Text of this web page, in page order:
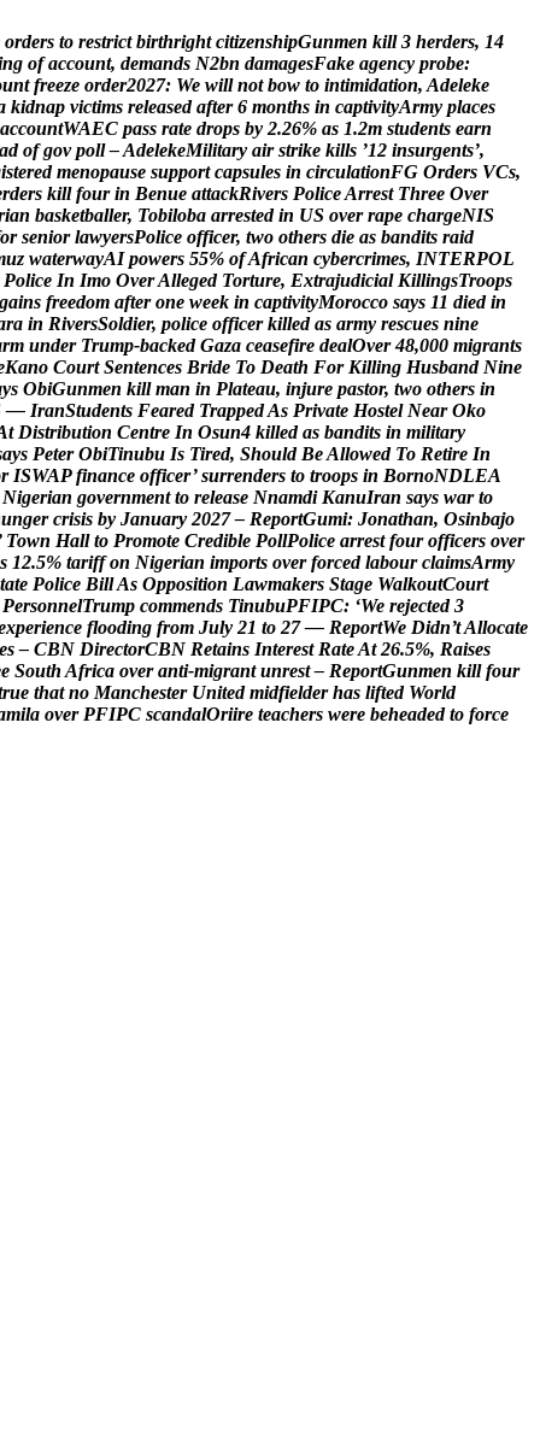
orders to restrict birthright citizenshipGunmen kill 3 herders, 14
ng of account, demands N2bn damagesFake agency probe:
unt freeze order2027: We will not bow to intimidation, Adeleke
kidnap victims released after 6 months in captivityArmy places
accountWAEC pass rate drops by 2.26% as 1.2m students earn
ad of gov poll –AdelekeMilitary air strike kills ’12 insurgents’,
istered menopause support capsules in circulationFG Orders VCs,
rders kill four in Benue attackRivers PoliceArrest Three Over
ian basketballer, Tobiloba arrested in US over rape chargeNIS
or senior lawyersPolice officer, two others die as bandits raid
uz waterwayAI powers 55% ofAfrican cybercrimes, INTERPOL
Police In Imo OverAlleged Torture, Extrajudicial KillingsTroops
gains freedom after one week in captivityMorocco says 11 died in
ra in RiversSoldier, police officer killed as army rescues nine
rm under Trump-backed Gaza ceasefire dealOver 48,000 migrants
Kano Court Sentences Bride To Death For Killing Husband Nine
ys ObiGunmen kill man in Plateau, injure pastor, two others in
— IranStudents Feared TrappedAs Private Hostel Near Oko
t Distribution Centre In Osun4 killed as bandits in military
ays Peter ObiTinubu Is Tired, Should BeAllowed To Retire In
r ISWAP finance officer’ surrenders to troops in BornoNDLEA
Nigerian government to release Nnamdi KanuIran says war to
unger crisis by January 2027 – ReportGumi: Jonathan, Osinbajo
Town Hall to Promote Credible PollPolice arrest four officers over
s 12.5% tariff on Nigerian imports over forced labour claimsArmy
tate Police BillAs Opposition Lawmakers Stage WalkoutCourt
PersonnelTrump commends TinubuPFIPC: ‘We rejected 3
xperience flooding from July 21 to 27 — ReportWe Didn’tAllocate
es – CBN DirectorCBN Retains Interest RateAt 26.5%, Raises
e South Africa over anti-migrant unrest – ReportGunmen kill four
rue that no Manchester United midfielder has lifted World
mila over PFIPC scandalOriire teachers were beheaded to force